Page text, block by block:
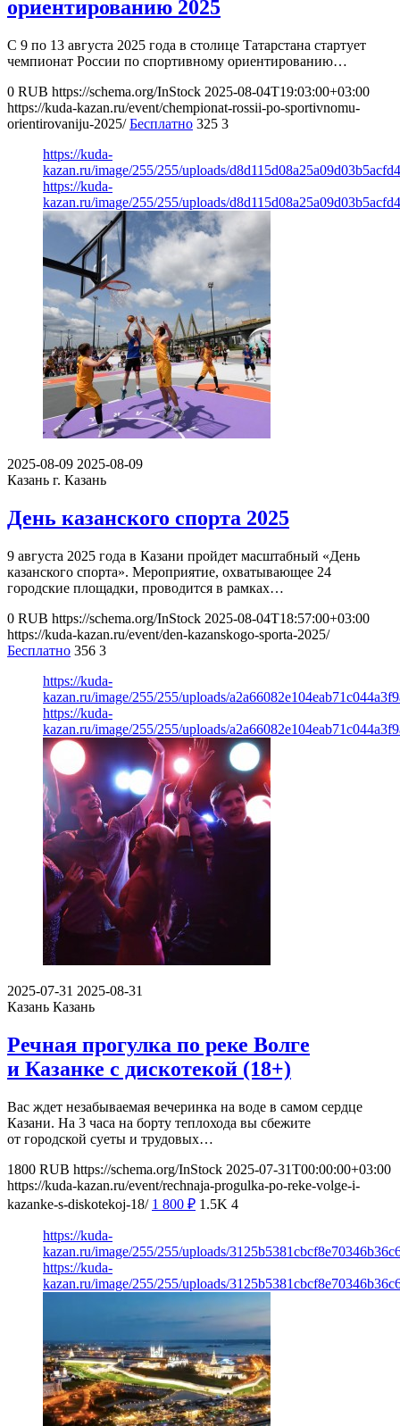
ориентированию 2025
С 9 по 13 августа 2025 года в столице Татарстана стартует
чемпионат России по спортивному ориентированию…
0 RUB https://schema.org/InStock 2025-08-04T19:03:00+03:00
https://kuda-kazan.ru/event/chempionat-rossii-po-sportivnomu-
orientirovaniju-2025/ Бесплатно 325 3
https://kuda-
kazan.ru/image/255/255/uploads/
https://kuda-
kazan.ru/image/255/255/uploads/
2025-08-09 2025-08-09
Казань г. Казань
День казанского спорта 2025
9 августа 2025 года в Казани пройдет масштабный «День
казанского спорта». Мероприятие, охватывающее 24
городские площадки, проводится в рамках…
0 RUB https://schema.org/InStock 2025-08-04T18:57:00+03:00
https://kuda-kazan.ru/event/den-kazanskogo-sporta-2025/
Бесплатно 356 3
https://kuda-
kazan.ru/image/255/255/uploads/
https://kuda-
kazan.ru/image/255/255/uploads/
2025-07-31 2025-08-31
Казань Казань
Речная прогулка по реке Волге
и Казанке с дискотекой (18+)
Вас ждет незабываемая вечеринка на воде в самом сердце
Казани. На 3 часа на борту теплохода вы сбежите
от городской суеты и трудовых…
1800 RUB https://schema.org/InStock 2025-07-31T00:00:00+03:00
https://kuda-kazan.ru/event/rechnaja-progulka-po-reke-volge-i-
kazanke-s-diskotekoj-18/ 1 800 ₽ 1.5K 4
https://kuda-
kazan.ru/image/255/255/uploads/
https://kuda-
kazan.ru/image/255/255/uploads/